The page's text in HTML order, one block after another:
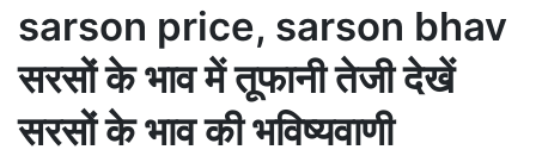
sarson price, sarson bhav
सरसों के भाव में तूफानी तेजी देखें
सरसों के भाव की भविष्यवाणी